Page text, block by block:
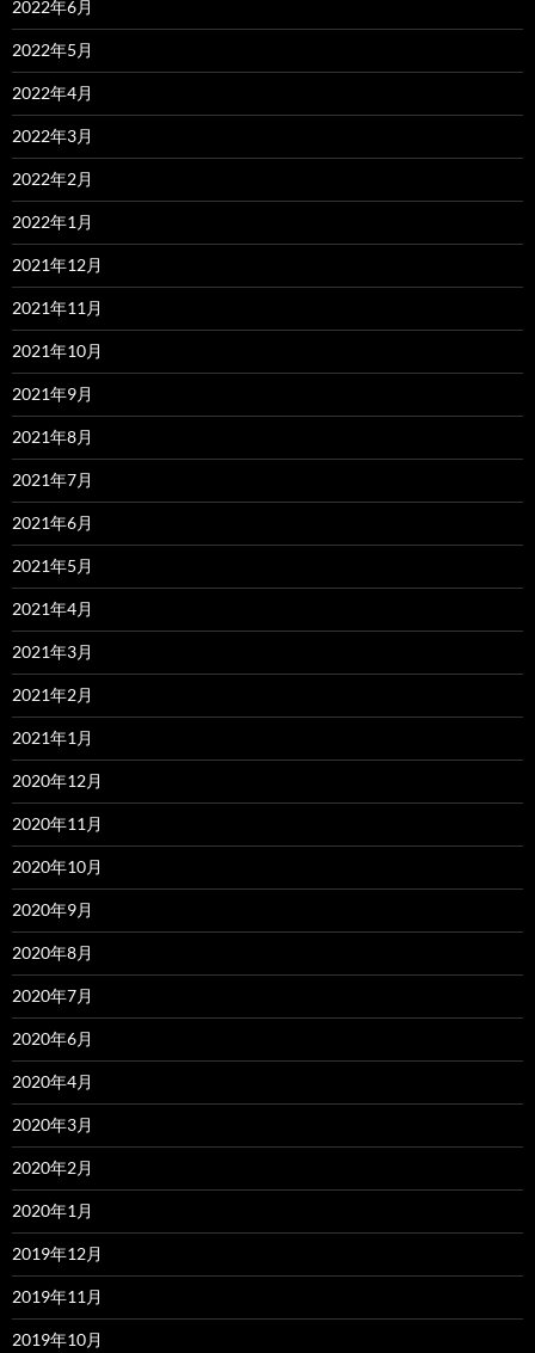
2022年6月
2022年5月
2022年4月
2022年3月
2022年2月
2022年1月
2021年12月
2021年11月
2021年10月
2021年9月
2021年8月
2021年7月
2021年6月
2021年5月
2021年4月
2021年3月
2021年2月
2021年1月
2020年12月
2020年11月
2020年10月
2020年9月
2020年8月
2020年7月
2020年6月
2020年4月
2020年3月
2020年2月
2020年1月
2019年12月
2019年11月
2019年10月